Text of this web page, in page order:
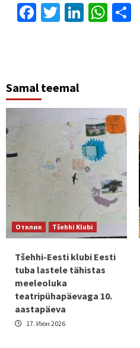
Facebook
Twitter
Samal teemal
Отклик Tšehhi Klubi
Tšehhi-Eesti klubi Eesti
tuba lastele tähistas
meeleoluka
teatripühapäevaga 10.
aastapäeva
17. Июн 2026